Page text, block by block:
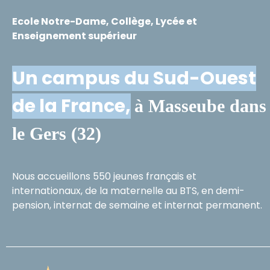
Ecole Notre-Dame, Collège, Lycée et
Enseignement supérieur
Un campus du Sud-Ouest
de la France, à Masseube dans
le Gers (32)
Nous accueillons 550 jeunes français et
internationaux, de la maternelle au BTS, en demi-
pension, internat de semaine et internat permanent.